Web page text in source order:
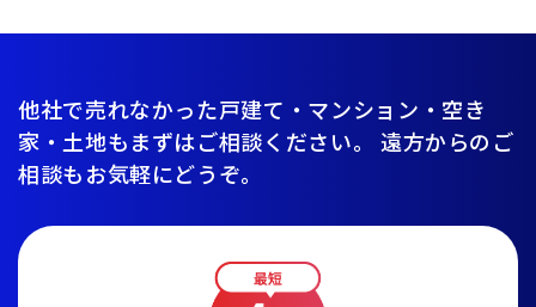
他社で売れなかった戸建て・マンション・空き
家・土地もまずはご相談ください。
遠方からのご
相談もお気軽にどうぞ。